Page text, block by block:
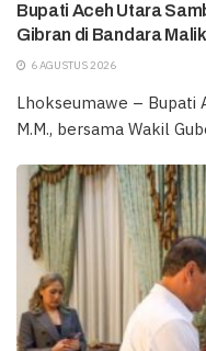
Bupati Aceh Utara
Gibran di Bandara
6 AGUSTUS 2026
Lhokseumawe – Bupati
M.M., bersama Wakil